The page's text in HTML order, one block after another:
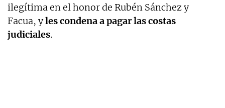
ilegítima en el honor de Rubén Sánchez y
Facua, yles condena a pagar las costas
judiciales.